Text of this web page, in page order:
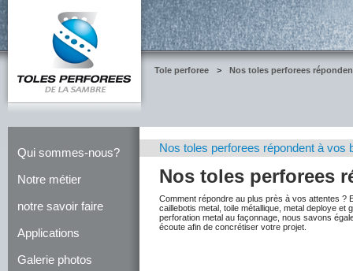
Tole perforee > Nos toles perforees
Qui sommes-nous?
Notre métier
notre savoir faire
Applications
Galerie photos
Nos toles perforees répondent à vos
Nos toles perforees
Comment répondre au plus près à vos attentes ?
caillebotis metal, toile métallique, metal deploye
perforation metal au façonnage, nous savons
écoute afin de concrétiser votre projet.